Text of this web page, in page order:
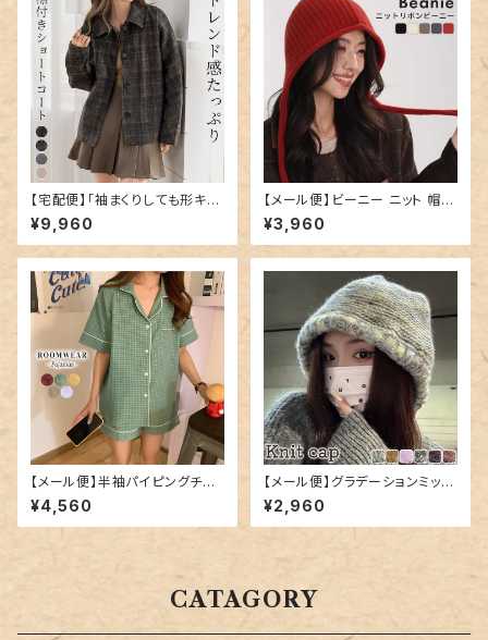
【宅配便】「袖まくりしても形キー
プ」コート ショート丈 レディース
きれいめ 長袖／tops2300
¥9,960
【メール便】ビーニー ニット 帽子
レディース ゆったり／hat320
¥3,960
【メール便】半袖パイピングチェ
ックルームウエア／roomwear
122
¥4,560
【メール便】グラデーションミック
スカラーニット帽／hat300
¥2,960
CATAGORY